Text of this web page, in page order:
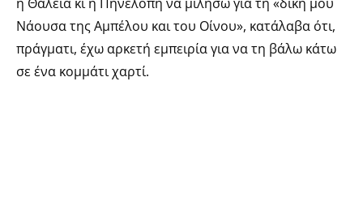
Νάουσα της Αμπέλου και του Οίνου», κατάλαβα ότι,
πράγματι, έχω αρκετή εμπειρία για να τη βάλω κάτω
σε ένα κομμάτι χαρτί.